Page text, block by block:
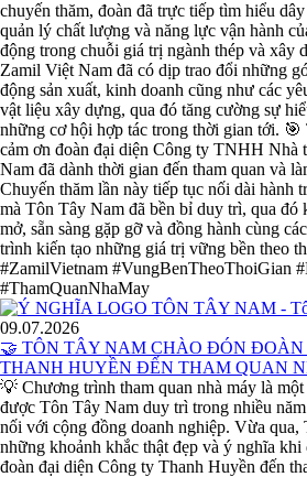
chuyến thăm, đoàn đã trực tiếp tìm hiểu
quản lý chất lượng và năng lực vận hành
động trong chuỗi giá trị ngành thép và xây
Zamil Việt Nam đã có dịp trao đổi những
động sản xuất, kinh doanh cũng như các
vật liệu xây dựng, qua đó tăng cường sự
những cơ hội hợp tác trong thời gian tới.
cảm ơn đoàn đại diện Công ty TNHH Nhà
Nam đã dành thời gian đến tham quan và
Chuyến thăm lần này tiếp tục nối dài hành
mà Tôn Tây Nam đã bền bỉ duy trì, qua đó
mở, sẵn sàng gặp gỡ và đồng hành cùng
trình kiến tạo những giá trị vững bền theo
#ZamilVietnam #VungBenTheoThoiGian
#ThamQuanNhaMay
09.07.2026
🤝 TÔN TÂY NAM CHÀO ĐÓN
THANH HUYỀN ĐẾN THAM QUAN
💡 Chương trình tham quan nhà máy là
được Tôn Tây Nam duy trì trong nhiều
nối với cộng đồng doanh nghiệp. Vừa qua,
những khoảnh khắc thật đẹp và ý nghĩa
đoàn đại diện Công ty Thanh Huyền đến